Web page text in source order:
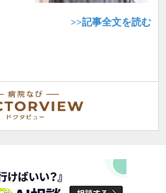
>>記事全文を読む